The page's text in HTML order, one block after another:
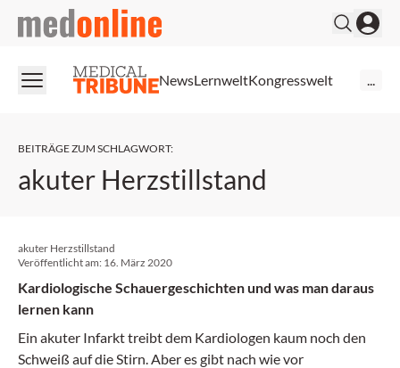
medonline
NewsLernweltKongresswelt
BEITRÄGE ZUM SCHLAGWORT:
akuter Herzstillstand
akuter Herzstillstand
Veröffentlicht am: 16. März 2020
Kardiologische Schauergeschichten und was man daraus
lernen kann
Ein akuter Infarkt treibt dem Kardiologen kaum noch den
Schweiß auf die Stirn. Aber es gibt nach wie vor